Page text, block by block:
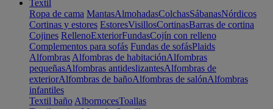
Textil
Ropa de cama MantasAlmohadasColchasSábanasNórdicos
Cortinas y estores EstoresVisillosCortinasBarras de cortina
Cojines RellenoExteriorFundasCojín con relleno
Complementos para sofás Fundas de sofásPlaids
Alfombras Alfombras de habitaciónAlfombras
pequeñasAlfombras antideslizantesAlfombras de
exteriorAlfombras de bañoAlfombras de salónAlfombras
infantiles
Textil baño AlbornocesToallas